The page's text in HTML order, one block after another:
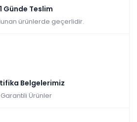
1 Günde Teslim
ürünlerde geçerlidir.
Belgelerimiz
Garantili Ürünler